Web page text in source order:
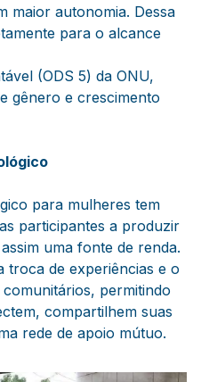
maior autonomia. Dessa
para o alcance
(ODS 5) da ONU,
gênero e crescimento
para mulheres tem
participantes a produzir
uma fonte de renda.
troca de experiências e o
permitindo
compartilhem suas
rede de apoio mútuo.